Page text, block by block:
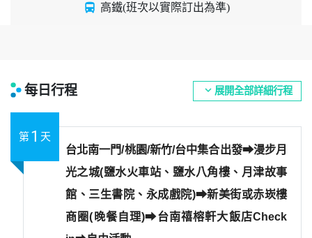
directions_bus 高鐵(班次以實際訂出為準)
每日行程 expand_more 展開全部詳細行程
第 1 天
台北南一門/桃園/新竹/台中集合出發➡︎漫步月
光之城(鹽水火車站、鹽水八角樓、月津故事
館、三生書院、永成戲院)➡︎新美街或赤崁樓
商圈(晚餐自理)➡︎台南禧榕軒大飯店Check